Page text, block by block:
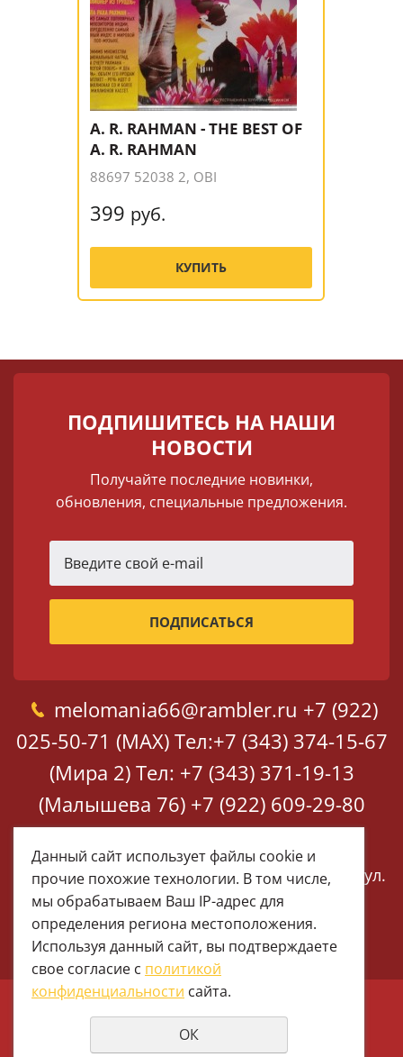
A. R. RAHMAN - THE BEST OF
A. R. RAHMAN
88697 52038 2, OBI
399 руб.
КУПИТЬ
ПОДПИШИТЕСЬ НА НАШИ
НОВОСТИ
Получайте последние новинки,
обновления, специальные предложения.
melomania66@rambler.ru +7 (922)
025-50-71 (MAX) Тел:+7 (343) 374-15-67
(Мира 2) Тел: +7 (343) 371-19-13
(Малышева 76) +7 (922) 609-29-80
(MAX)
Екатеринбург, ул. Мира 2
Екатеринбург, ул.
Малышева 76
© 1997 - 2026 Меломания
Политика конфиденциальности
Данный сайт использует файлы cookie и
прочие похожие технологии. В том числе,
мы обрабатываем Ваш IP-адрес для
определения региона местоположения.
Используя данный сайт, вы подтверждаете
свое согласие с политикой
конфиденциальности сайта.
ОК